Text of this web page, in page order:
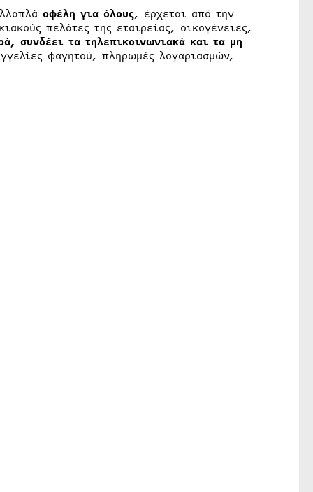
οφέλη για όλους, έρχεται από την
πελάτες της εταιρείας, οικογένειες,
συνδέει τα τηλεπικοινωνιακά και τα μη
φαγητού, πληρωμές λογαριασμών,